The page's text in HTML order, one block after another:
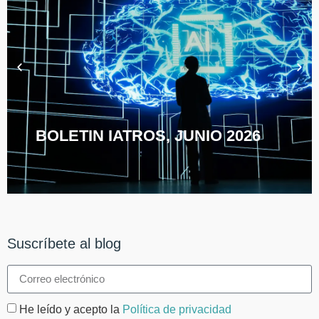
BOLETIN IATROS, JUNIO 2026
Suscríbete al blog
He leído y acepto la Política de privacidad